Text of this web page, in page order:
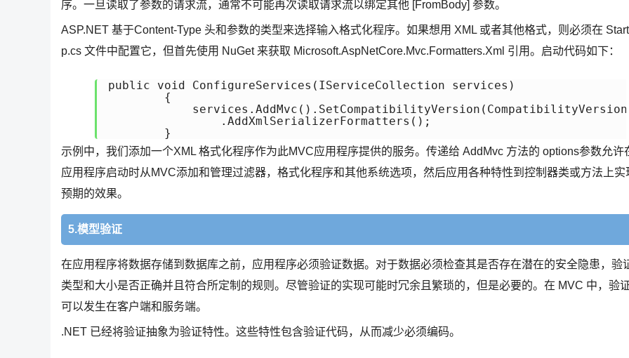
序。一旦读取了参数的请求流，通常不可能再次读取请求流以绑定其他 [FromBody] 参数。
ASP.NET 基于Content-Type 头和参数的类型来选择输入格式化程序。如果想用 XML 或者其他格式，则必须在
p.cs 文件中配置它，但首先使用 NuGet 来获取 Microsoft.AspNetCore.Mvc.Formatters.Xml 引用。启动代码如下：
public void ConfigureServices(IServiceCollection services)
        {
                .AddXmlSerializerFormatters();
        }
示例中，我们添加一个XML 格式化程序作为此MVC应用程序提供的服务。传递给 AddMvc 方法的 options参数允许
应用程序启动时从MVC添加和管理过滤器，格式化程序和其他系统选项，然后应用各种特性到控制器类或方法上实
预期的效果。
5.模型验证
在应用程序将数据存储到数据库之前，应用程序必须验证数据。对于数据必须检查其是否存在潜在的安全隐患，验
类型和大小是否正确并且符合所定制的规则。尽管验证的实现可能时冗余且繁琐的，但是必要的。在 MVC 中，验
可以发生在客户端和服务端。
.NET 已经将验证抽象为验证特性。这些特性包含验证代码，从而减少必须编码。